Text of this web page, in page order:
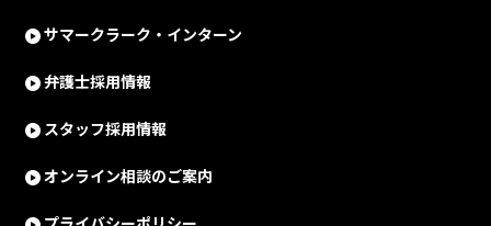
サマークラーク・インターン
弁護士採用情報
スタッフ採用情報
オンライン相談のご案内